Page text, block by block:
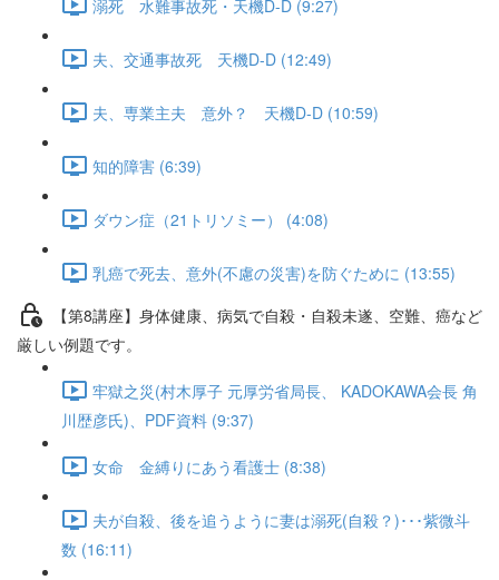
溺死 水難事故死・天機D-D (9:27)
夫、交通事故死 天機D-D (12:49)
夫、専業主夫 意外？ 天機D-D (10:59)
知的障害 (6:39)
ダウン症（21トリソミー） (4:08)
乳癌で死去、意外(不慮の災害)を防ぐために (13:55)
【第8講座】身体健康、病気で自殺・自殺未遂、空難、癌など
厳しい例題です。
牢獄之災(村木厚子 元厚労省局長、 KADOKAWA会長 角
川歴彦氏)、PDF資料 (9:37)
女命 金縛りにあう看護士 (8:38)
夫が自殺、後を追うように妻は溺死(自殺？)･･･紫微斗
数 (16:11)